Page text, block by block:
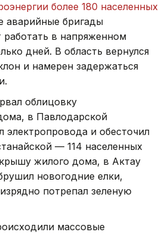
более 180 населенных
аварийные бригады
работать в напряженном
дней. В область вернулся
и намерен задержаться
облицовку
в Павлодарской
электропровода и обесточил
— 114 населенных
жилого дома, в Актау
новогодние елки,
потрепал зеленую
массовые